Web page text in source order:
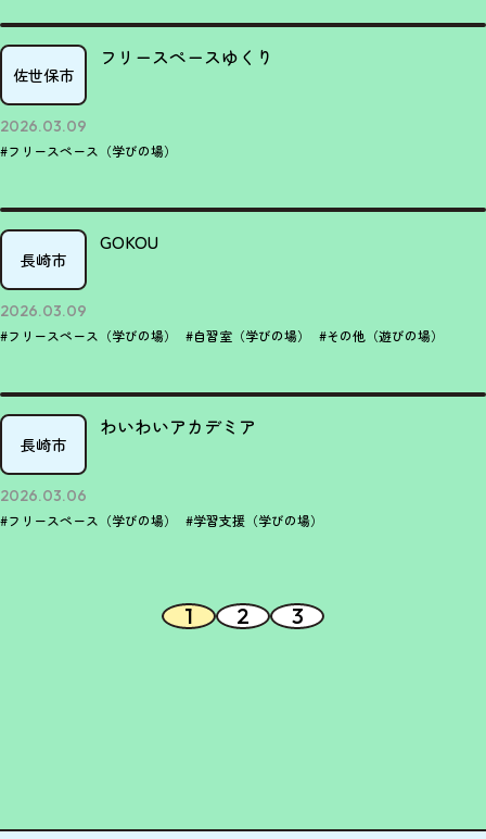
佐世保市
フリースペースゆくり
2026.03.09
#フリースペース（学びの場）
長崎市
GOKOU
2026.03.09
#フリースペース（学びの場） #自習室（学びの場） #その他（遊びの場）
長崎市
わいわいアカデミア
2026.03.06
#フリースペース（学びの場） #学習支援（学びの場）
1 2 3